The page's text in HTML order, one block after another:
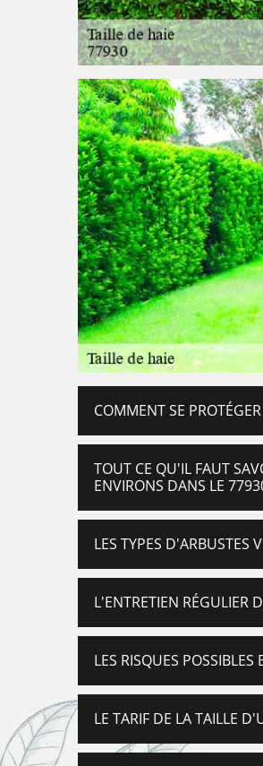
COMMENT SE
TOUT CE QU'IL FAUT
ENVIRONS DANS LE
LES TYPES D'ARBUSTES
L'ENTRETIEN RÉGULIER
LES RISQUES
LE TARIF DE LA TAILLE